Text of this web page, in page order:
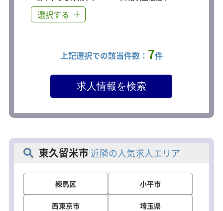
選択する
上記選択での該当件数： 7件
東久留米市 近隣の人気求人エリア
練馬区 小平市
西東京市 埼玉県